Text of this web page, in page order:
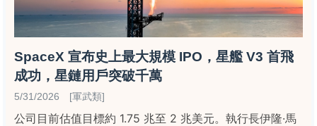
SpaceX 宣布史上最大規模 IPO，星艦 V3 首飛
成功，星鏈用戶突破千萬
5/31/2026 [軍武類]
公司目前估值目標約 1.75 兆至 2 兆美元。執行長伊隆·馬